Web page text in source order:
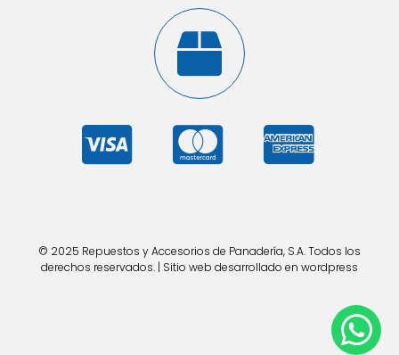
© 2025 Repuestos y Accesorios de Panadería, S.A. Todos los
derechos reservados. | Sitio web desarrollado en wordpress